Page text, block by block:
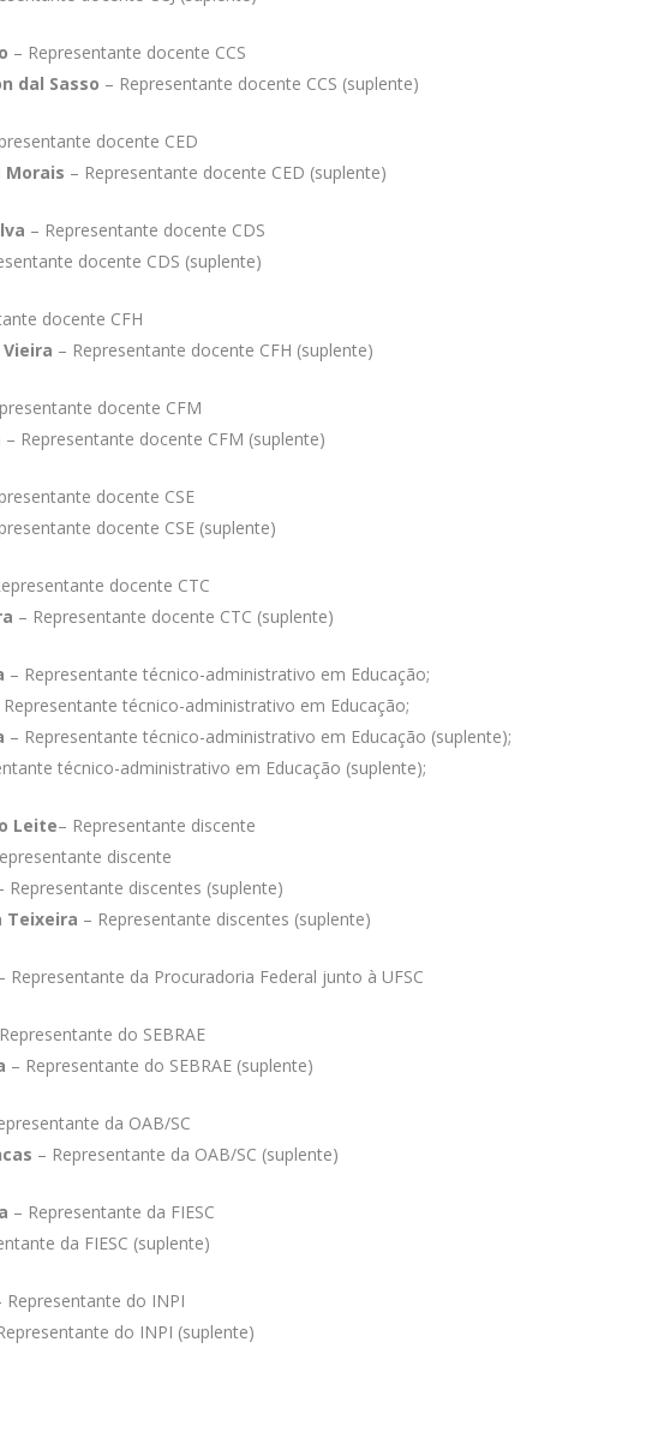
– Representante docente CCS
dal Sasso – Representante docente CCS (suplente)
docente CED
Morais – Representante docente CED (suplente)
– Representante docente CDS
docente CDS (suplente)
docente CFH
– Representante docente CFH (suplente)
docente CFM
– Representante docente CFM (suplente)
docente CSE
docente CSE (suplente)
docente CTC
– Representante docente CTC (suplente)
– Representante técnico-administrativo em Educação;
Representante técnico-administrativo em Educação;
– Representante técnico-administrativo em Educação (suplente);
técnico-administrativo em Educação (suplente);
Leite– Representante discente
discente
Representante discentes (suplente)
Teixeira – Representante discentes (suplente)
Representante da Procuradoria Federal junto à UFSC
do SEBRAE
– Representante do SEBRAE (suplente)
da OAB/SC
– Representante da OAB/SC (suplente)
– Representante da FIESC
da FIESC (suplente)
Representante do INPI
do INPI (suplente)